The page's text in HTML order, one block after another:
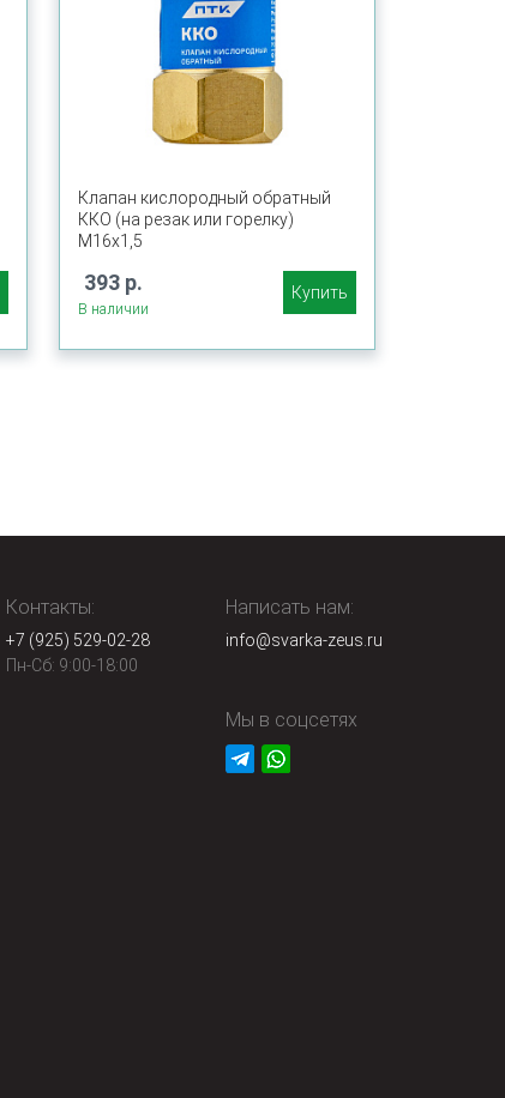
Клапан кислородный обратный
ККО (на резак или горелку)
М16х1,5
393 р.
В наличии
Купить
Контакты:
+7 (925) 529-02-28
Пн-Сб: 9:00-18:00
Написать нам:
info@svarka-zeus.ru
Мы в соцсетях